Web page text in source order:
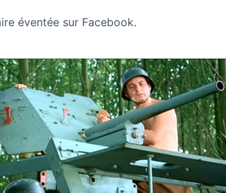
éventée sur Facebook.